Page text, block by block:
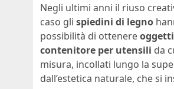
Negli ultimi anni il riuso
caso gli spiedini di legno
possibilità di ottenere
contenitore per utensili da
misura, incollati lungo la
dall’estetica naturale, che si